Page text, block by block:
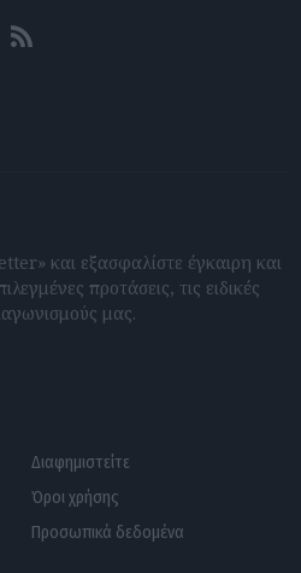
RSS feeds
και εξασφαλίστε έγκαιρη και
προτάσεις, τις ειδικές
μας.
Διαφημιστείτε
Όροι χρήσης
Προσωπικά δεδομένα